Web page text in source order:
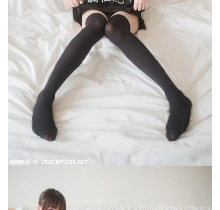
申辣辣 – 微密圈写真&视频合集【持续更新中】
2025-11-05
十万珍吱伏特 – 写真图片合集【持续更新中】
2024-05-07